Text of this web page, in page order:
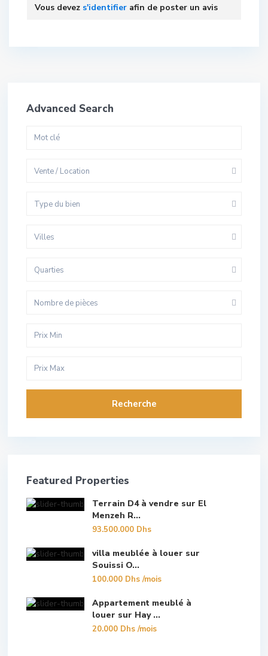
Vous devez s'identifier afin de poster un avis
Advanced Search
Vente / Location
Type du bien
Villes
Quarties
Nombre de pièces
Recherche
Featured Properties
Terrain D4 à vendre sur El
Menzeh R...
93.500.000 Dhs
villa meublée à louer sur
Souissi O...
100.000 Dhs/mois
Appartement meublé à
louer sur Hay ...
20.000 Dhs/mois